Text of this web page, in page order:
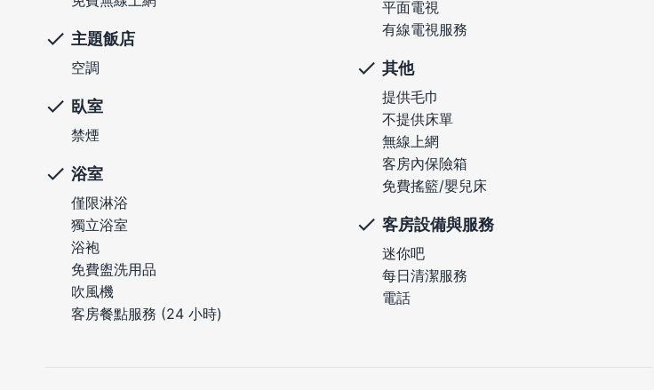
主題飯店
空調
臥室
禁煙
浴室
僅限淋浴
獨立浴室
浴袍
免費盥洗用品
吹風機
客房餐點服務 (24 小時)
平面電視
有線電視服務
其他
提供毛巾
不提供床單
無線上網
客房內保險箱
免費搖籃/嬰兒床
客房設備與服務
迷你吧
每日清潔服務
電話